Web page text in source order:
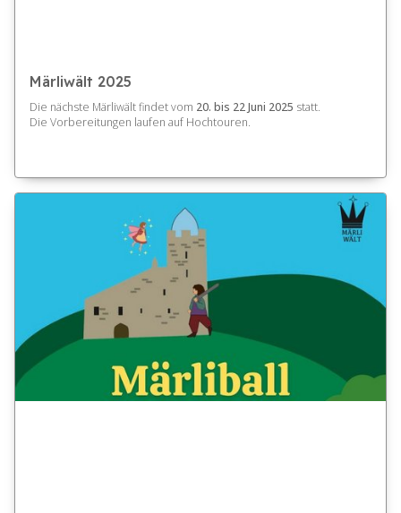
Märliwält 2025
Die nächste Märliwält findet vom 20. bis 22 Juni 2025 statt.
Die Vorbereitungen laufen auf Hochtouren.